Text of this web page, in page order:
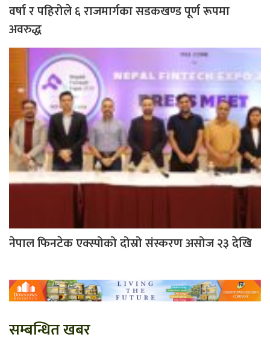
वर्षा र पहिरोले ६ राजमार्गका सडकखण्ड पूर्ण रूपमा
अवरुद्ध
नेपाल फिनटेक एक्स्पोको दोस्रो संस्करण असोज २३ देखि
सम्बन्धित खबर